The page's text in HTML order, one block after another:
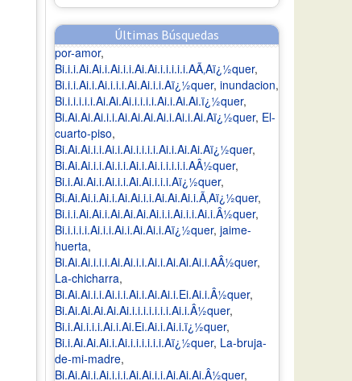
Últimas Búsquedas
por-amor,
Bi.i.i.Ai.Ai.i.Ai.i.i.Ai.Ai.i.i.i.i.i.AÃ‚Aï¿½quer,
Bi.i.i.Ai.i.Ai.i.i.i.Ai.Ai.i.i.Aï¿½quer, inundacion,
Bi.i.i.i.i.i.Ai.Ai.Ai.i.i.i.i.Ai.i.Ai.Ai.ï¿½quer,
Bi.Ai.Ai.Ai.i.i.Ai.Ai.Ai.Ai.i.Ai.i.Ai.Aï¿½quer, El-
cuarto-piso,
Bi.Ai.Ai.i.i.Ai.i.Ai.i.i.i.i.Ai.i.Ai.Ai.Aï¿½quer,
Bi.Ai.Ai.i.i.Ai.i.i.Ai.i.Ai.i.i.i.i.i.AÂ½quer,
Bi.i.Ai.Ai.i.Ai.i.i.Ai.Ai.i.i.i.Aï¿½quer,
Bi.Ai.Ai.i.Ai.i.Ai.Ai.i.i.Ai.Ai.Ai.i.Ã‚Aï¿½quer,
Bi.i.i.Ai.Ai.i.Ai.Ai.Ai.Ai.i.i.Ai.i.i.Ai.i.Â½quer,
Bi.i.i.i.i.Ai.i.i.Ai.i.Ai.Ai.i.Aï¿½quer, jaime-
huerta,
Bi.Ai.Ai.i.i.i.Ai.Ai.i.i.Ai.i.Ai.Ai.Ai.i.AÂ½quer,
La-chicharra,
Bi.Ai.Ai.i.i.Ai.i.i.Ai.i.Ai.Ai.i.Ei.Ai.i.Â½quer,
Bi.Ai.Ai.Ai.Ai.Ai.i.i.i.i.i.i.i.Ai.i.Â½quer,
Bi.i.Ai.i.i.i.Ai.i.Ai.Ei.Ai.i.Ai.i.ï¿½quer,
Bi.i.Ai.Ai.Ai.i.Ai.i.i.i.i.i.i.Aï¿½quer, La-bruja-
de-mi-madre,
Bi.Ai.Ai.i.Ai.i.i.i.Ai.Ai.i.i.Ai.Ai.Ai.Â½quer,